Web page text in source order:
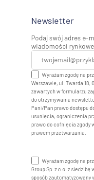
Newsletter
Podaj swój adres e-
wiadomości
Wyrażam zgodę na
Warszawie, ul. Twarda 18,
zawartych w formularzu
do otrzymywania
Pani/Pan prawo dostępu
usunięcia, ograniczenia
prawo do cofnięcia zgody
prawem przetwarzania.
Wyrażam zgodę na
Group Sp. z o.o. z siedzibą
sposób zautomatyzowany